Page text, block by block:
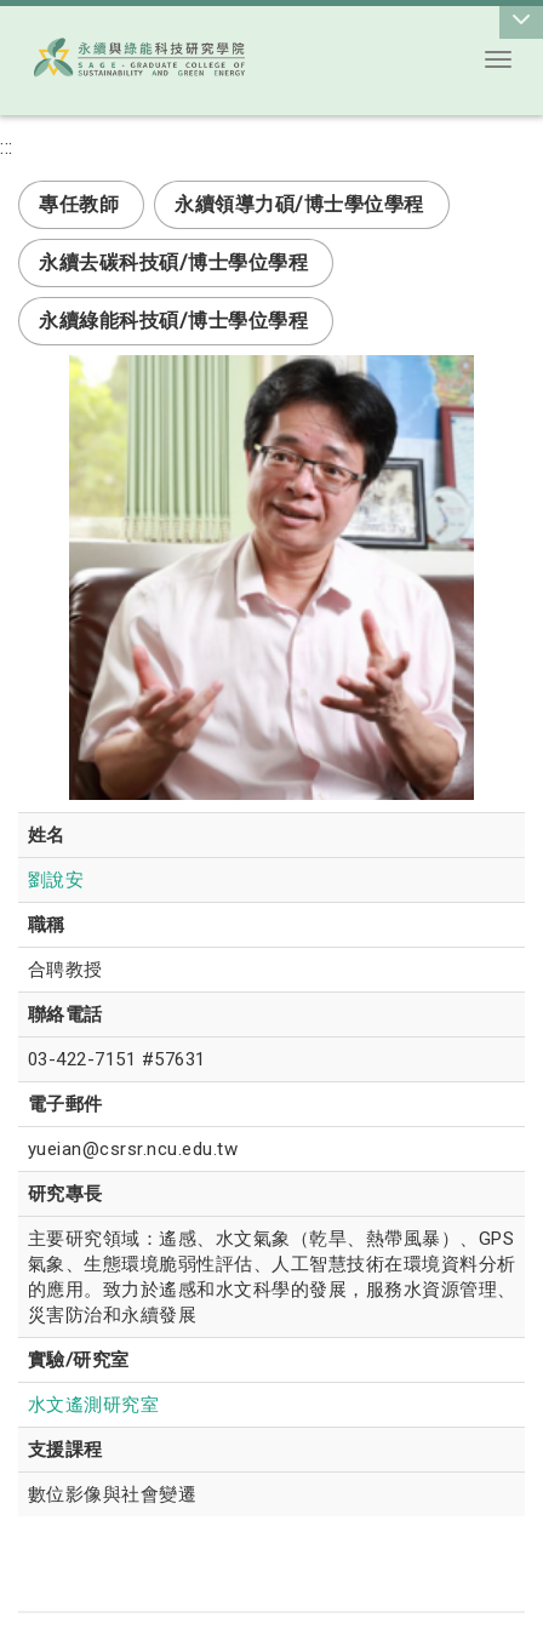
跳到主要內容
:::
次選單
專任教師 永續領導力碩/博士學位學程
永續去碳科技碩/博士學位學程
永續綠能科技碩/博士學位學程
姓名
劉說安
職稱
合聘教授
聯絡電話
03-422-7151 #57631
電子郵件
yueian@csrsr.ncu.edu.tw
研究專長
主要研究領域：遙感、水文氣象（乾旱、熱帶風暴）、GPS
氣象、生態環境脆弱性評估、人工智慧技術在環境資料分析
的應用。致力於遙感和水文科學的發展，服務水資源管理、
災害防治和永續發展
實驗/研究室
水文遙測研究室
支援課程
數位影像與社會變遷